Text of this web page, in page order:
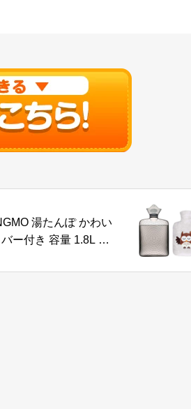
湯たんぽ かわい
ー付き 容量 1.8L エ
柔らか ゆたんぽ 防寒